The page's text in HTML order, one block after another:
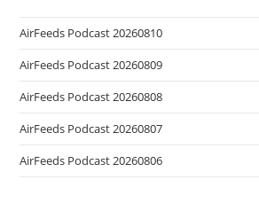
AirFeeds Podcast 20260810
AirFeeds Podcast 20260809
AirFeeds Podcast 20260808
AirFeeds Podcast 20260807
AirFeeds Podcast 20260806